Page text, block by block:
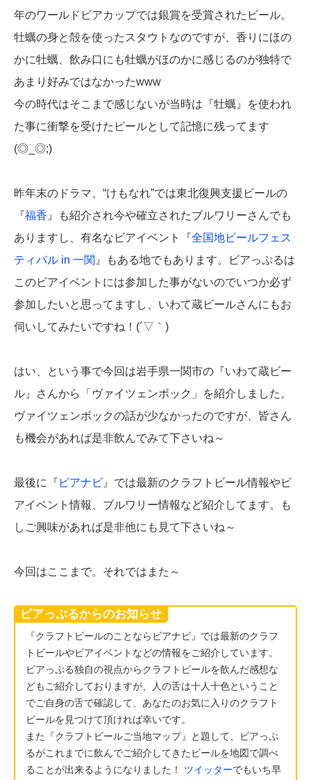
年のワールドビアカップでは銀賞を受賞されたビール。
牡蠣の身と殻を使ったスタウトなのですが、香りにほの
かに牡蠣、飲み口にも牡蠣がほのかに感じるのが独特で
あまり好みではなかったwww
今の時代はそこまで感じないが当時は『牡蠣』を使われ
た事に衝撃を受けたビールとして記憶に残ってます
(◎_◎;)
昨年末のドラマ、“けもなれ”では東北復興支援ビールの
『福香 』も紹介され今や確立されたブルワリーさんでも
ありますし、有名なビアイベント『全国地ビールフェス
ティバル in 一関 』もある地でもあります。ビアっぷるは
このビアイベントには参加した事がないのでいつか必ず
参加したいと思ってますし、いわて蔵ビールさんにもお
伺いしてみたいですね！(´▽｀)
はい、という事で今回は岩手県一関市の『いわて蔵ビー
ル』さんから「ヴァイツェンボック」を紹介しました。
ヴァイツェンボックの話が少なかったのですが、皆さん
も機会があれば是非飲んでみて下さいね～
最後に『 ビアナビ 』では最新のクラフトビール情報やビ
アイベント情報、ブルワリー情報など紹介してます。も
しご興味があれば是非他にも見て下さいね～
今回はここまで。それではまた～
ビアっぷるからのお知らせ
『クラフトビールのことならビアナビ』では最新のクラフ
トビールやビアイベントなどの情報をご紹介しています。
ビアっぷる独自の視点からクラフトビールを飲んだ感想な
どもご紹介しておりますが、人の舌は十人十色ということ
でご自身の舌で確認して、あなたのお気に入りのクラフト
ビールを見つけて頂ければ幸いです。
また『クラフトビールご当地マップ』と題して、ビアっぷ
るがこれまでに飲んでご紹介してきたビールを地図で調べ
ることが出来るようになりました！ ツイッターでもいち早